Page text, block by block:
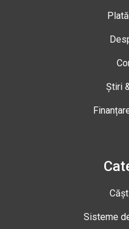
Știri
Sisteme